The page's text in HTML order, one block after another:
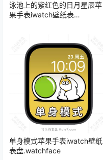
泳池上的紫红色的日月星辰苹
果手表iwatch壁纸表
单身模式苹果手表iwatch壁纸
表盘.watchface